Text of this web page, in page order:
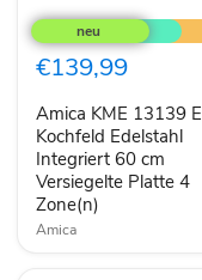
KME
13139
E
Kochfeld
Integriert
60
cm
Versiegelte
Platte
4
Zone(n)
€139,99
Amica KME 13139 E
Kochfeld Edelstahl
Integriert 60 cm
Versiegelte Platte 4
Zone(n)
Amica